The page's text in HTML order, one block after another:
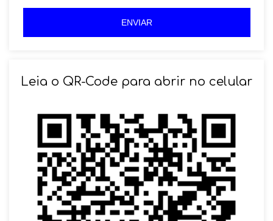
5
ENVIAR
Leia o QR-Code para abrir no celular